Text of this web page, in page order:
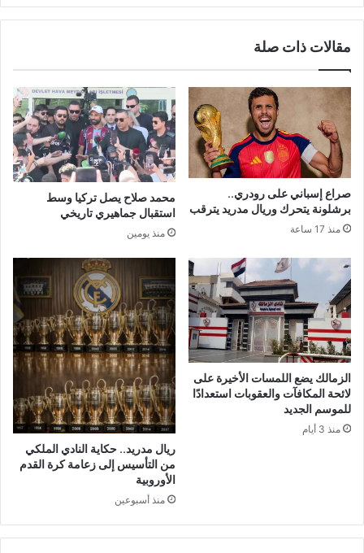
مقالات ذات صلة
صراع إسباني على رودري..
برشلونة يتحرك وريال مدريد يترقب
منذ 17 ساعة
محمد صلاح يصل تركيا وسط
استقبال جماهيري تاريخي
منذ يومين
الزمالك يضع اللمسات الأخيرة على
لائحة المكافآت والعقوبات استعدادًا
للموسم الجديد
منذ 3 أيام
ريال مدريد.. حكاية النادي الملكي
من التأسيس إلى زعامة كرة القدم
الأوروبية
منذ أسبوعين